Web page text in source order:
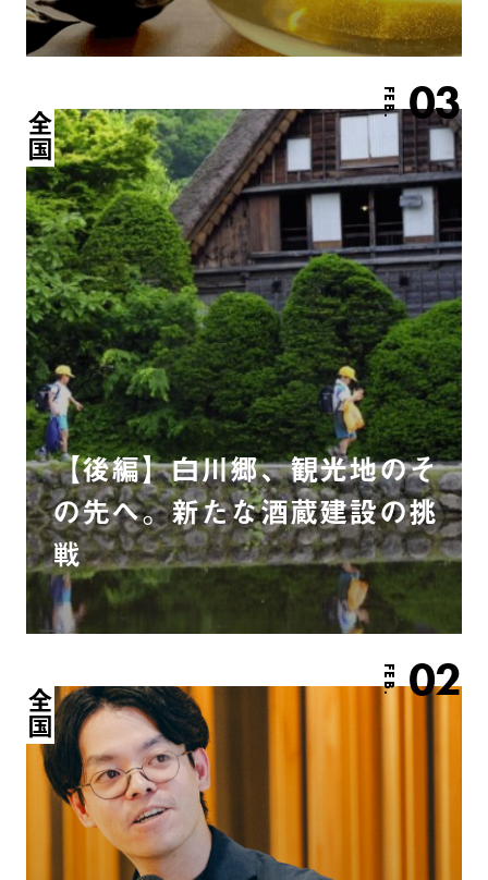
FEB. 03
全国
【後編】白川郷、観光地のそ
の先へ。新たな酒蔵建設の挑
戦
FEB. 02
全国